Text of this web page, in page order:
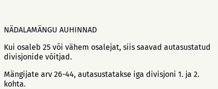
NÄDALAMÄNGU AUHINNAD
Kui osaleb 25 või vähem osalejat, siis saavad autasustatud
divisjonide võitjad.
Mängijate arv 26-44, autasustatakse iga divisjoni 1. ja 2.
kohta.